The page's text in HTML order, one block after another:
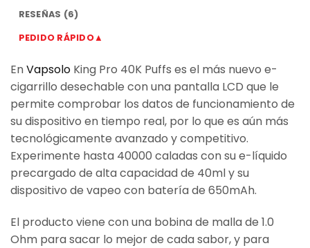
RESEÑAS (6)
PEDIDO RÁPIDO▲
EnVapsolo King Pro 40K Puffs es el más nuevo e-
cigarrillo desechable con una pantalla LCD que le
permite comprobar los datos de funcionamiento de
su dispositivo en tiempo real, por lo que es aún más
tecnológicamente avanzado y competitivo.
Experimente hasta 40000 caladas con su e-líquido
precargado de alta capacidad de 40ml y su
dispositivo de vapeo con batería de 650mAh.
El producto viene con una bobina de malla de 1.0
Ohm para sacar lo mejor de cada sabor, y para